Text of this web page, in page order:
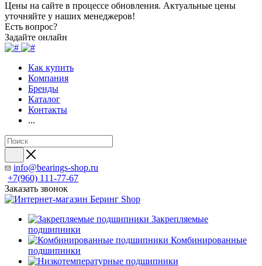
Цены на сайте в процессе обновления. Актуальные цены
уточняйте у наших менеджеров!
Есть вопрос?
Задайте онлайн
Как купить
Компания
Бренды
Каталог
Контакты
...
info@bearings-shop.ru
+7(960) 111-77-67
Заказать звонок
Закрепляемые
подшипники
Комбинированные
подшипники